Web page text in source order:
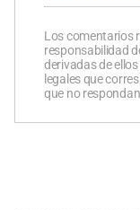
Los comentarios
responsabilidad
derivadas de
legales que
que no